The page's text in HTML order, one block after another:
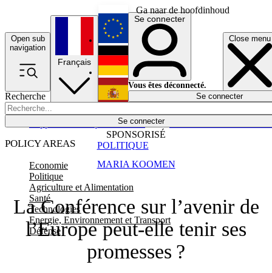
Ga naar de hoofdinhoud
Open sub
navigation
Close menu
Recherche
Se connecter
POLICY AREAS
Economie
Politique
Agriculture et Alimentation
Santé
Technologies
Energie, Environnement et Transport
Défense
Économie
Français
English
Deutsch
Español
Se connecter
Vous êtes déconnecté.
Se connecter
La Conférence sur l’avenir de
l’Europe peut-elle tenir ses
promesses ?
SPONSORISÉ
MARIA KOOMEN
POLITIQUE